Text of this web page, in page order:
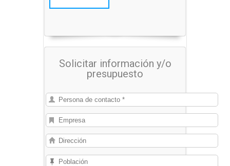
Solicitar información y/o
presupuesto